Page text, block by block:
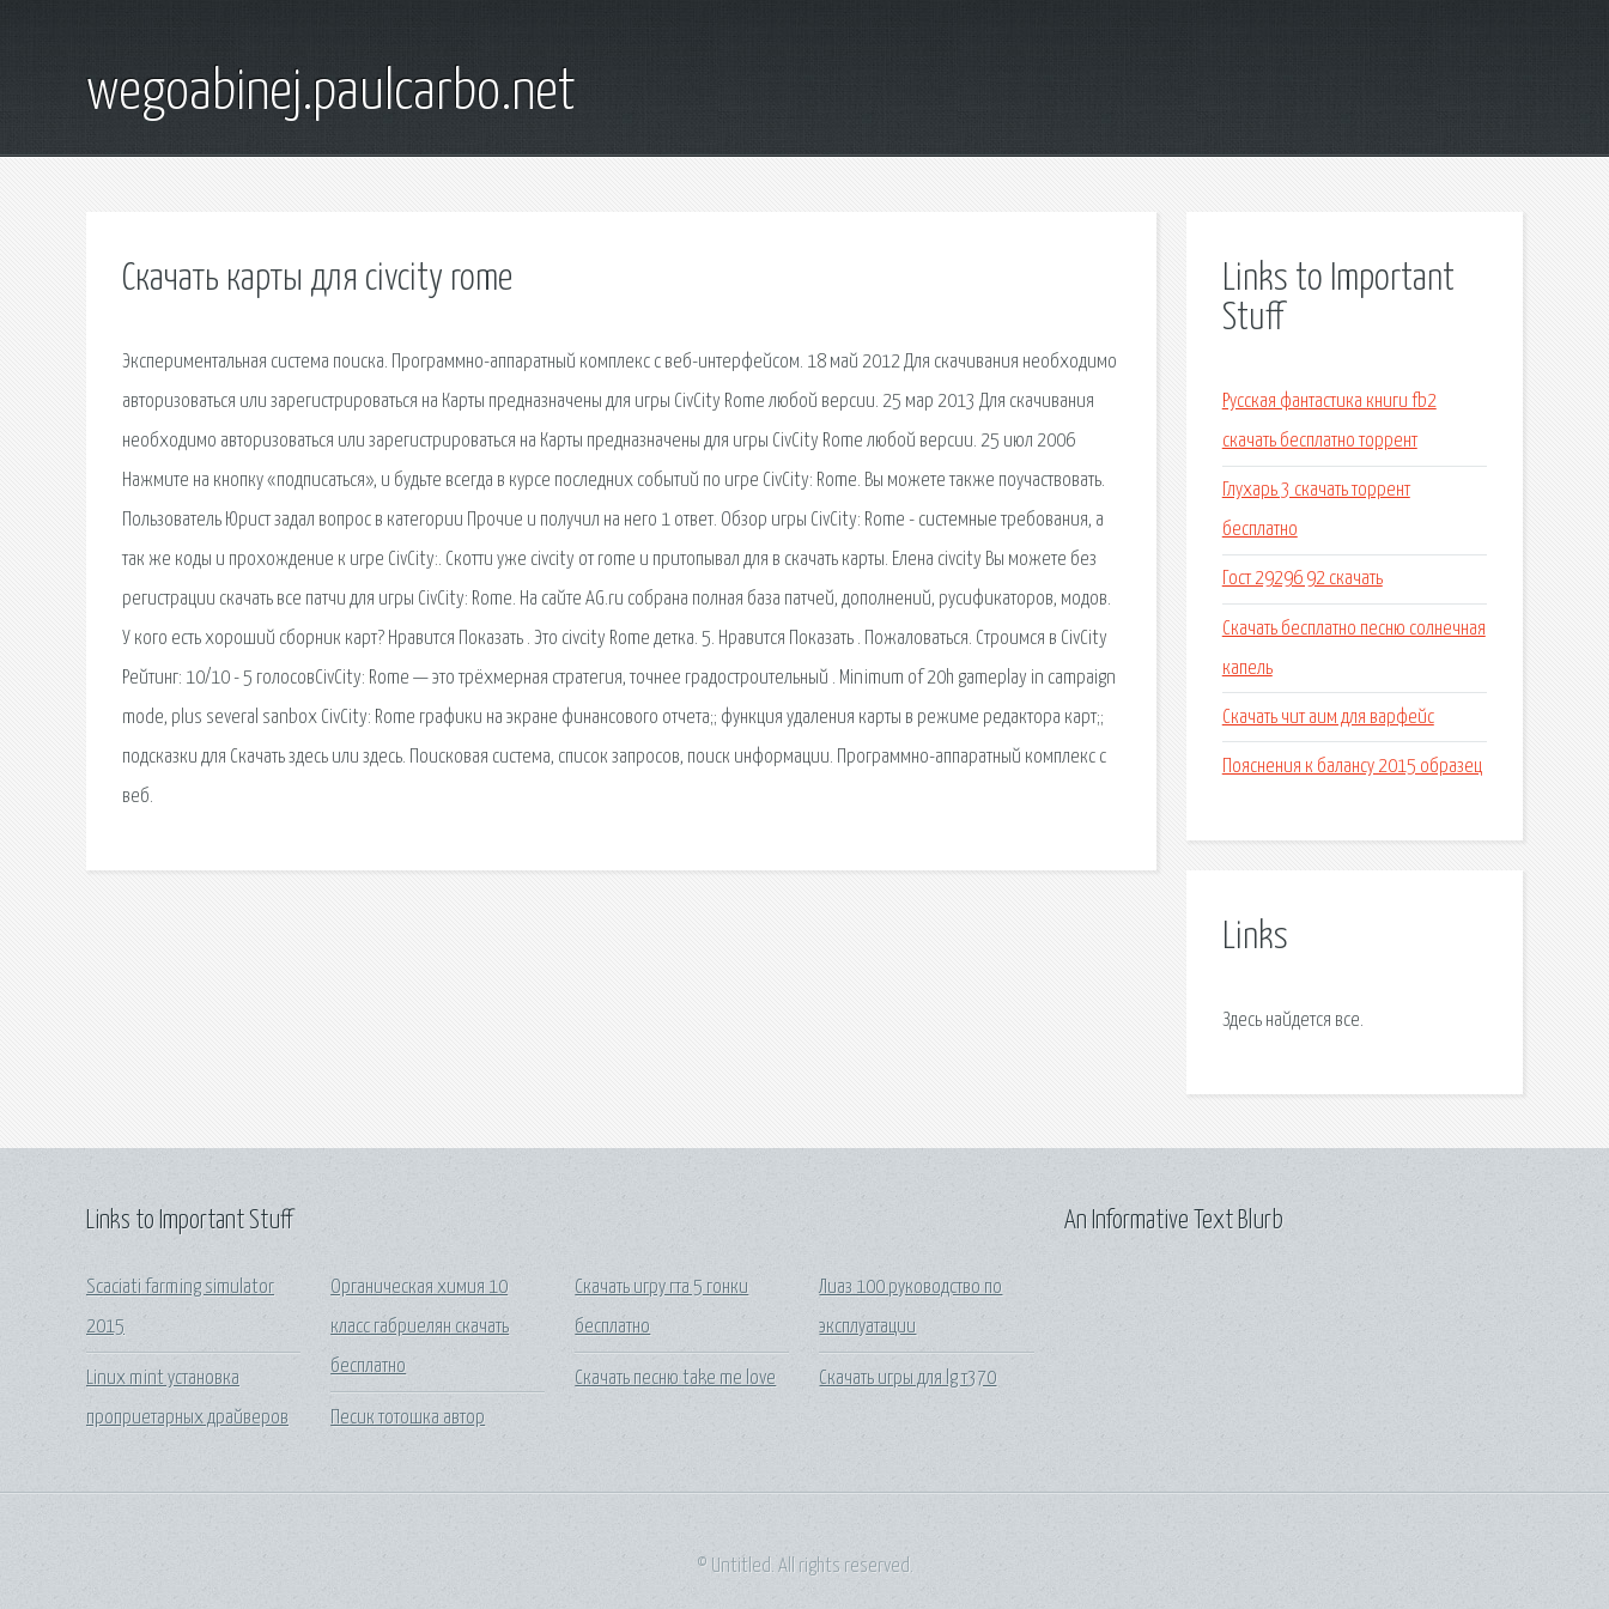
wegoabinej.paulcarbo.net
Скачать карты для civcity rome
Экспериментальная система поиска. Программно-аппаратный комплекс с веб-интерфейсом. 18 май 2012 Для скачивания необходимо
авторизоваться или зарегистрироваться на Карты предназначены для игры CivCity Rome любой версии. 25 мар 2013 Для скачивания
необходимо авторизоваться или зарегистрироваться на Карты предназначены для игры CivCity Rome любой версии. 25 июл 2006
Нажмите на кнопку «подписаться», и будьте всегда в курсе последних событий по игре CivCity: Rome. Вы можете также поучаствовать.
Пользователь Юрист задал вопрос в категории Прочие и получил на него 1 ответ. Обзор игры CivCity: Rome - системные требования, а
так же коды и прохождение к игре CivCity:. Скотти уже civcity от rome и притопывал для в скачать карты. Елена civcity Вы можете без
регистрации скачать все патчи для игры CivCity: Rome. На сайте AG.ru собрана полная база патчей, дополнений, русификаторов, модов.
У кого есть хороший сборник карт? Нравится Показать . Это civcity Rome детка. 5. Нравится Показать . Пожаловаться. Строимся в CivCity
Рейтинг: 10/10 - 5 голосовCivCity: Rome — это трёхмерная стратегия, точнее градостроительный . Minimum of 20h gameplay in campaign
mode, plus several sanbox CivCity: Rome графики на экране финансового отчета;; функция удаления карты в режиме редактора карт;;
подсказки для Скачать здесь или здесь. Поисковая сиcтема, список запросов, поиск информации. Программно-аппаратный комплекс с
веб.
Links to Important
Stuff
Русская фантастика книги fb2
скачать бесплатно торрент
Глухарь 3 скачать торрент
бесплатно
Гост 29296 92 скачать
Скачать бесплатно песню солнечная
капель
Скачать чит аим для варфейс
Пояснения к балансу 2015 образец
Links
Здесь найдется все.
Links to Important Stuff
Scaciati farming simulator
2015
Linux mint установка
проприетарных драйверов
Органическая химия 10
класс габриелян скачать
бесплатно
Песик тотошка автор
Скачать игру гта 5 гонки
бесплатно
Скачать песню take me love
Лиаз 100 руководство по
эксплуатации
Скачать игры для lg т370
An Informative Text Blurb
© Untitled. All rights reserved.